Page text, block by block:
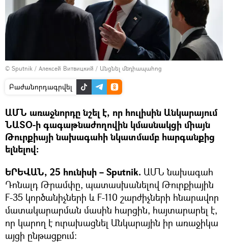
© Sputnik / Алексей Витвицкий / Անցնել մեդիապահոց
Բաժանորդագրվել
ԱՄՆ առաջնորդը նշել է, որ հուլիսին Անկարայում
ՆԱՏՕ-ի գագաթնաժողովին կմասնակցի միայն
Թուրքիայի նախագահի նկատմամբ հարգանքից
ելնելով։
ԵՐԵՎԱՆ, 25 հունիսի – Sputnik. ԱՄՆ նախագահ
Դոնալդ Թրամփը, պատասխանելով Թուրքիային
F-35 կործանիչների և F-110 շարժիչների հնարավոր
մատակարարման մասին հարցին, հայտարարել է,
որ կարող է ուրախացնել Անկարային իր առաջիկա
այցի ընթացքում։